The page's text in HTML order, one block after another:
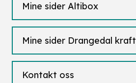
Mine sider Altibox
Mine sider Drangedal kraft
Kontakt oss